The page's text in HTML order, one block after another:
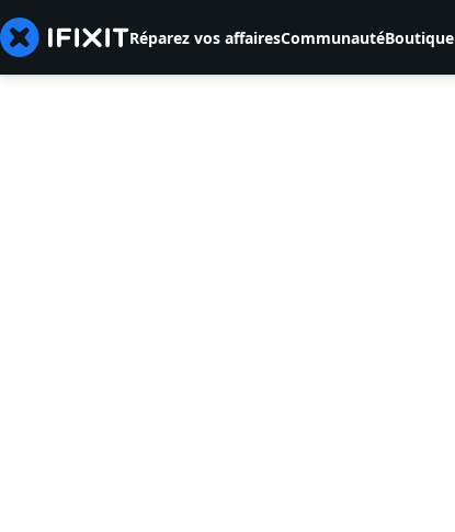
Réparez vos affairesCommunautéBoutique